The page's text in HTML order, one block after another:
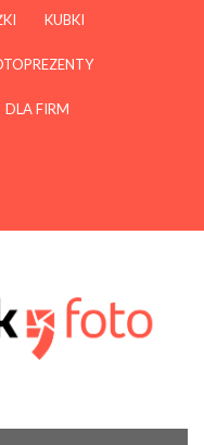
KUBKI
DLA FIRM